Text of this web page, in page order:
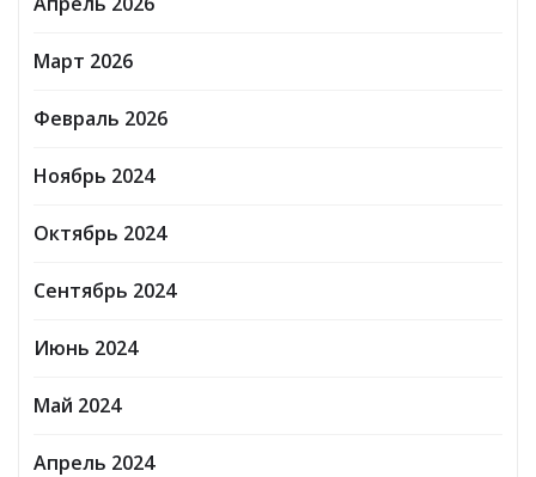
Март 2026
Февраль 2026
Ноябрь 2024
Октябрь 2024
Сентябрь 2024
Июнь 2024
Май 2024
Апрель 2024